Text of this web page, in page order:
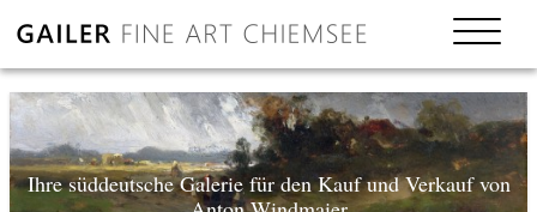
Ihre süddeutsche Galerie für den Kauf und Verkauf von